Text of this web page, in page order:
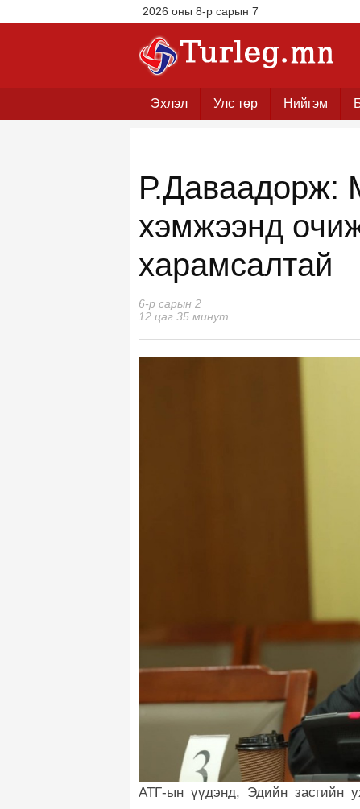
2026 оны 8-р сарын 7
Эхлэл Улс төр Нийгэм
Р.Даваадорж:
хэмжээнд
харамсалтай
6-р сарын 2
12 цаг 35 минут
АТГ-ын үүдэнд, Эдийн засгийн